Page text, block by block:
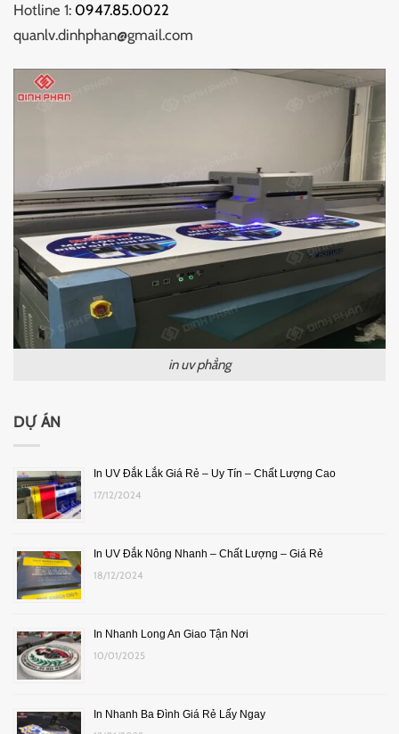
Hotline 1: 0947.85.0022
quanlv.dinhphan@gmail.com
in uv phẳng
DỰ ÁN
In UV Đắk Lắk Giá Rẻ – Uy Tín – Chất Lượng Cao
17/12/2024
In UV Đắk Nông Nhanh – Chất Lượng – Giá Rẻ
18/12/2024
In Nhanh Long An Giao Tận Nơi
10/01/2025
In Nhanh Ba Đình Giá Rẻ Lấy Ngay